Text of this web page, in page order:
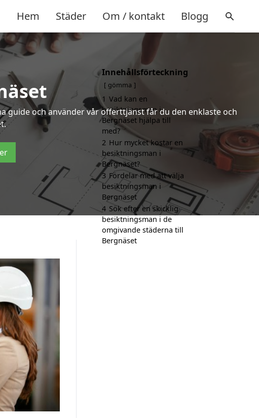
Hem Städer Om / kontakt Blogg
guide och använder vår offerttjänst får du den enklaste och
Innehållsförteckning
gömma
1 Vad kan en
besiktningsman i
Bergnäset hjälpa till
med?
2 Hur mycket kostar en
besiktningsman i
Bergnäset?
3 Fördelar med att välja
besiktningsman i
Bergnäset
4 Sök efter en skicklig
besiktningsman i de
omgivande städerna till
Bergnäset